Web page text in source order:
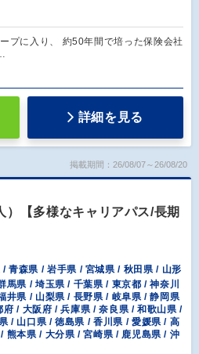
プに入り、 約50年間で培った保険会社
詳細を見る
掲載期間：26/08/07～26/08/20
）【多様なキャリアパス/長期
/ 青森県 / 岩手県 / 宮城県 / 秋田県 / 山形
馬県 / 埼玉県 / 千葉県 / 東京都 / 神奈川
井県 / 山梨県 / 長野県 / 岐阜県 / 静岡県
/ 大阪府 / 兵庫県 / 奈良県 / 和歌山県 /
/ 山口県 / 徳島県 / 香川県 / 愛媛県 / 高
熊本県 / 大分県 / 宮崎県 / 鹿児島県 / 沖